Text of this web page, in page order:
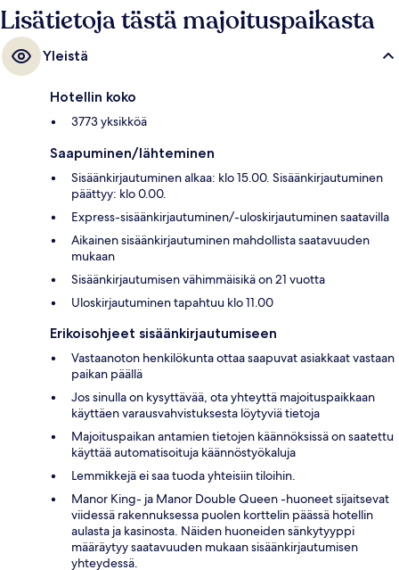
kävelymatkan päässä.
Lisätietoja tästä majoituspaikasta
Yleistä
Hotellin koko
3773 yksikköä
Saapuminen/lähteminen
Sisäänkirjautuminen alkaa: klo 15.00. Sisäänkirjautuminen
päättyy: klo 0.00.
Express-sisäänkirjautuminen/-uloskirjautuminen saatavilla
Aikainen sisäänkirjautuminen mahdollista saatavuuden
mukaan
Sisäänkirjautumisen vähimmäisikä on 21 vuotta
Uloskirjautuminen tapahtuu klo 11.00
Erikoisohjeet sisäänkirjautumiseen
Vastaanoton henkilökunta ottaa saapuvat asiakkaat vastaan
paikan päällä
Jos sinulla on kysyttävää, ota yhteyttä majoituspaikkaan
käyttäen varausvahvistuksesta löytyviä tietoja
Majoituspaikan antamien tietojen käännöksissä on saatettu
käyttää automatisoituja käännöstyökaluja
Lemmikkejä ei saa tuoda yhteisiin tiloihin.
Manor King- ja Manor Double Queen -huoneet sijaitsevat
viidessä rakennuksessa puolen korttelin päässä hotellin
aulasta ja kasinosta. Näiden huoneiden sänkytyyppi
määräytyy saatavuuden mukaan sisäänkirjautumisen
yhteydessä.